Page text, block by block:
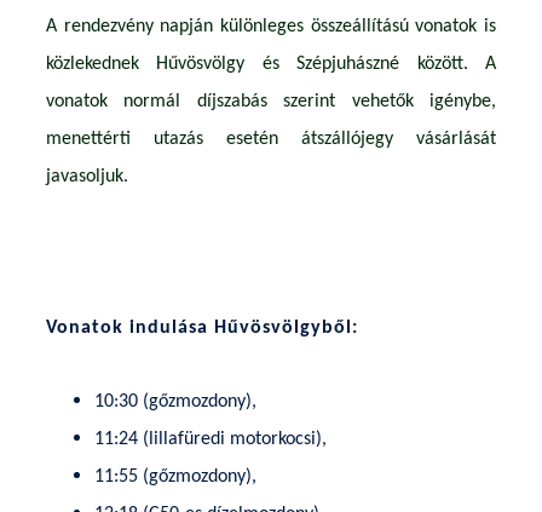
A rendezvény napján különleges összeállítású vonatok is
közlekednek Hűvösvölgy és Szépjuhászné között. A
vonatok normál díjszabás szerint vehetők igénybe,
menettérti utazás esetén átszállójegy vásárlását
javasoljuk.
Vonatok indulása Hűvösvölgyből:
10:30 (gőzmozdony),
11:24 (lillafüredi motorkocsi),
11:55 (gőzmozdony),